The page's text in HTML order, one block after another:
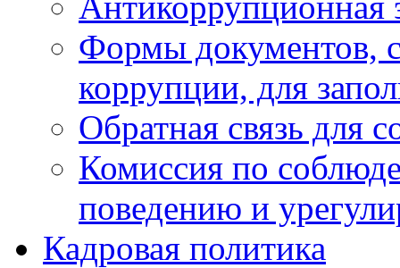
Формы документов,
коррупции, для
Обратная связь для
Комиссия по
поведению и
Кадровая политика